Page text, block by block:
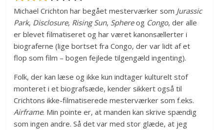
Michael Crichton har begået mesterværker som Jurassic
Park, Disclosure, Rising Sun, Sphereog Congo, der alle
er blevet filmatiseret og har været kanonsællerter i
biograferne (lige bortset fra Congo, der var lidt af et
flop som film – bogen fejlede tilgengæld ingenting).
Folk, der kan læse og ikke kun indtager kulturelt stof
monteret i et biografsæde, kender sikkert også til
Crichtons ikke-filmatiserede mesterværker som f.eks.
Airframe. Min pointe er, at manden kan skrive spændig
som ingen andre. Så det var med stor glæde, at jeg